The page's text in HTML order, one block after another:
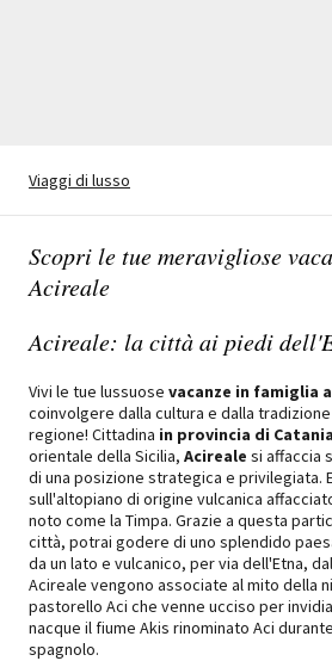
Viaggi di lusso
Scopri le tue meravigliose
Acireale
Acireale: la città ai piedi
Vivi le tue lussuose vacanze in famiglia
coinvolgere dalla cultura e dalla
regione! Cittadina in provincia di Catania
orientale della Sicilia, Acireale si affaccia
di una posizione strategica e privilegiata.
sull'altopiano di origine vulcanica
noto come la Timpa. Grazie a questa
città, potrai godere di uno splendido
da un lato e vulcanico, per via dell'Etna,
Acireale vengono associate al mito della
pastorello Aci che venne ucciso per
nacque il fiume Akis rinominato Aci
spagnolo.